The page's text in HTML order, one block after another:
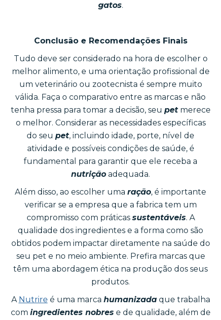
gatos.
Conclusão e Recomendações Finais
Tudo deve ser considerado na hora de escolher o
melhor alimento, e uma orientação profissional de
um veterinário ou zootecnista é sempre muito
válida. Faça o comparativo entre as marcas e não
tenha pressa para tomar a decisão, seu petmerece
o melhor. Considerar as necessidades específicas
do seu pet, incluindo idade, porte, nível de
atividade e possíveis condições de saúde, é
fundamental para garantir que ele receba a
nutrição adequada.
Além disso, ao escolher uma ração, é importante
verificar se a empresa que a fabrica tem um
compromisso com práticas sustentáveis. A
qualidade dos ingredientes e a forma como são
obtidos podem impactar diretamente na saúde do
seu pet e no meio ambiente. Prefira marcas que
têm uma abordagem ética na produção dos seus
produtos.
A Nutrire é uma marca humanizadaque trabalha
com ingredientes nobres e de qualidade, além de